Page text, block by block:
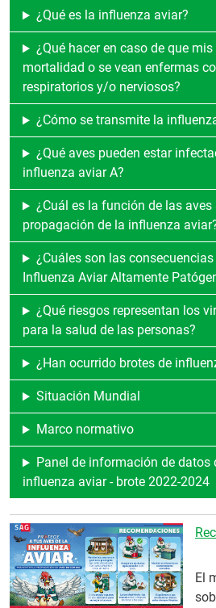
¿Qué es la influenza aviar?
¿Qué hacer en caso de que
mortalidad o se vean enfermas
respiratorios y/o nerviosos?
¿Cómo se transmite la
¿Qué aves pueden estar
influenza aviar A?
¿Cuál es la función de las aves
propagación de la influenza
¿Cuáles son las
Influenza Aviar Altamente
¿Qué riesgos representan los
para la salud de las personas?
¿Han ocurrido brotes de
Situación Mundial
Marco normativo
Panel de información de datos
influenza aviar - brote 2022-2024
El